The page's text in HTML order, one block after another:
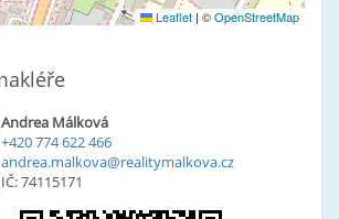
Leaflet |©OpenStreetMap
Andrea Málková
+420 774 622 466
andrea.malkova@realitymalkova.cz
IČ: 74115171